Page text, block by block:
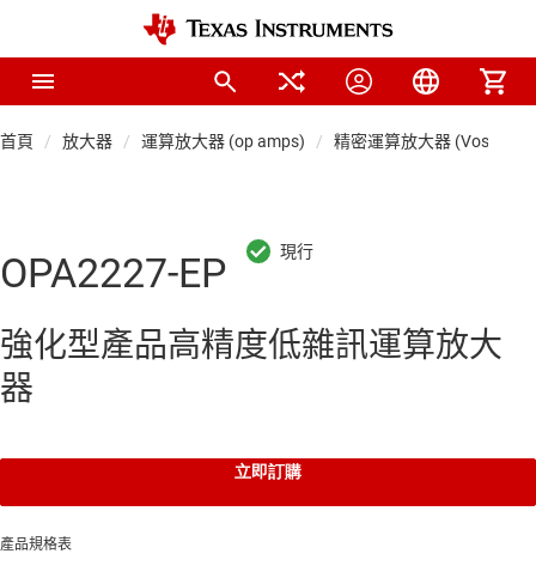
首頁 放大器 運算放大器 (op amps) 精密運算放大器 (Vos <
OPA2227-EP
強化型產品高精度低雜訊運算放大
器
立即訂購
產品規格表